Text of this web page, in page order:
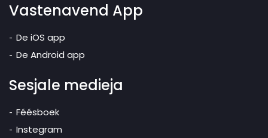
Vastenavend App
De iOS app
De Android app
Sesjale medieja
Féésboek
Instegram